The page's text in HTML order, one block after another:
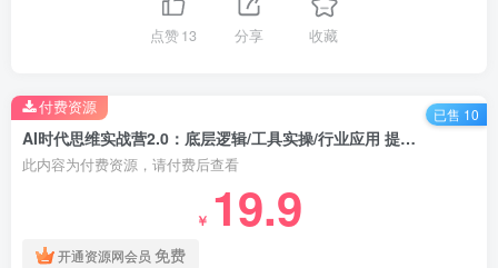
点赞13 分享 收藏
AI时代思维实战营2.0：底层逻辑/工具实操/行业应用 提升工作效率+副业变现
此内容为付费资源，请付费后查看
￥ 19.9
开通资源网会员 免费
付费资源 已售 10